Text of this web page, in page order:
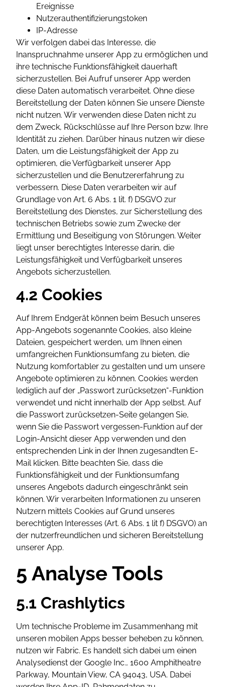
Ereignisse
Nutzerauthentifizierungstoken
IP-Adresse
Wir verfolgen dabei das Interesse, die
Inanspruchnahme unserer App zu ermöglichen und
ihre technische Funktionsfähigkeit dauerhaft
sicherzustellen. Bei Aufruf unserer App werden
diese Daten automatisch verarbeitet. Ohne diese
Bereitstellung der Daten können Sie unsere Dienste
nicht nutzen. Wir verwenden diese Daten nicht zu
dem Zweck, Rückschlüsse auf Ihre Person bzw. Ihre
Identität zu ziehen. Darüber hinaus nutzen wir diese
Daten, um die Leistungsfähigkeit der App zu
optimieren, die Verfügbarkeit unserer App
sicherzustellen und die Benutzererfahrung zu
verbessern. Diese Daten verarbeiten wir auf
Grundlage von Art. 6 Abs. 1 lit. f) DSGVO zur
Bereitstellung des Dienstes, zur Sicherstellung des
technischen Betriebs sowie zum Zwecke der
Ermittlung und Beseitigung von Störungen. Weiter
liegt unser berechtigtes Interesse darin, die
Leistungsfähigkeit und Verfügbarkeit unseres
Angebots sicherzustellen.
4.2 Cookies
Auf Ihrem Endgerät können beim Besuch unseres
App-Angebots sogenannte Cookies, also kleine
Dateien, gespeichert werden, um Ihnen einen
umfangreichen Funktionsumfang zu bieten, die
Nutzung komfortabler zu gestalten und um unsere
Angebote optimieren zu können. Cookies werden
lediglich auf der „Passwort zurücksetzen“-Funktion
verwendet und nicht innerhalb der App selbst. Auf
die Passwort zurücksetzen-Seite gelangen Sie,
wenn Sie die Passwort vergessen-Funktion auf der
Login-Ansicht dieser App verwenden und den
entsprechenden Link in der Ihnen zugesandten E-
Mail klicken. Bitte beachten Sie, dass die
Funktionsfähigkeit und der Funktionsumfang
unseres Angebots dadurch eingeschränkt sein
können. Wir verarbeiten Informationen zu unseren
Nutzern mittels Cookies auf Grund unseres
berechtigten Interesses (Art. 6 Abs. 1 lit f) DSGVO) an
der nutzerfreundlichen und sicheren Bereitstellung
unserer App.
5 Analyse Tools
5.1 Crashlytics
Um technische Probleme im Zusammenhang mit
unseren mobilen Apps besser beheben zu können,
nutzen wir Fabric. Es handelt sich dabei um einen
Analysedienst der Google Inc., 1600 Amphitheatre
Parkway, Mountain View, CA 94043, USA. Dabei